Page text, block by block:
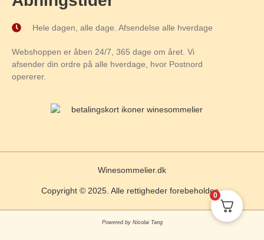
Hele dagen, alle dage. Afsendelse alle hverdage
Webshoppen er åben 24/7, 365 dage om året. Vi
afsender din ordre på alle hverdage, hvor Postnord
opererer.
Winesommelier.dk
Copyright © 2025. Alle rettigheder forebeholdes.
Powered by Nicolai Tang
0